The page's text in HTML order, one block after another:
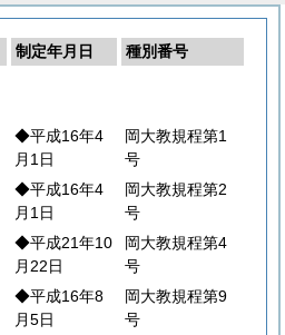
制定年月日
種別番号
◆平成16年4
月1日
岡大教規程第1
号
◆平成16年4
月1日
岡大教規程第2
号
◆平成21年10
月22日
岡大教規程第4
号
◆平成16年8
月5日
岡大教規程第9
号